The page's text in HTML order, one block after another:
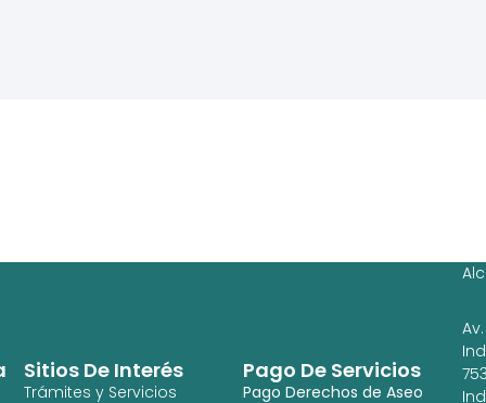
Pago De Servicios
Pago Derechos de Aseo
Sitios De Interés
Trámites y Servicios
Av.